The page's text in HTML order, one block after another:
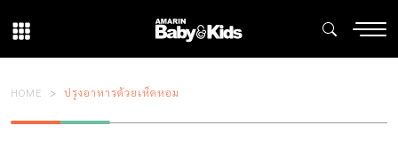
HOME ปรุงอาหารด้วยเห็ดหอม